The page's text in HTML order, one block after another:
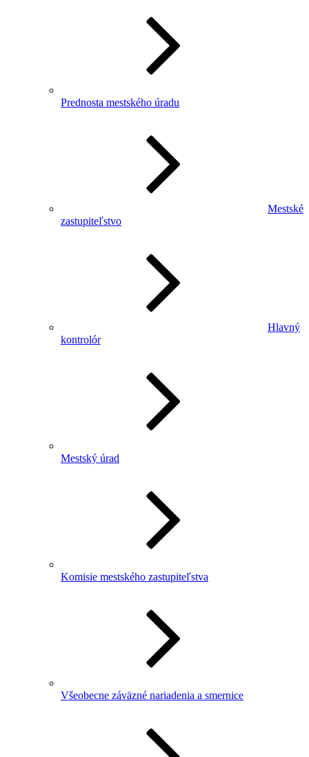
Prednosta mestského úradu
Mestské
zastupiteľstvo
Hlavný
kontrolór
Mestský úrad
Komisie mestského zastupiteľstva
Všeobecne záväzné nariadenia a smernice